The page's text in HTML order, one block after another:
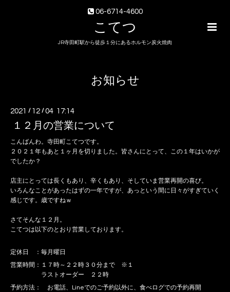
06-6714-4600
こてつ
JR寺田町駅から徒歩１分にあるホルモン炭火焼肉
お知らせ
2021 / 12 /04 17:14
１２月の営業について
こんばんわ。寺田町こてつです。
２０２１年もあと１ヶ月を切りました。皆さんにとって、この１年はいかが
でしたか？
店主にとっては長くもあり、辛くもあり、そしていま営業再開の喜び。
いろんなことがあったはずの一年ですが、あっという間に日々がすぎていく
感じです。歳ですねｗ
さてそんな１２月。
こてつは以下のとおり営業しております。
定休日 ：毎月曜日
営業時間：１７時～２２時３０分まで ※１
ラストオーダー ２２時
予約方法： お電話、Lineでのご予約以外に、食べログでの予約再開